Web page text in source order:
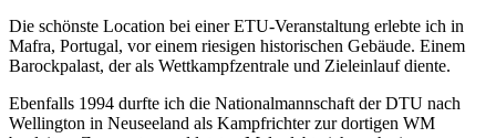
Die schönste Location bei einer ETU-Veranstaltung erlebte ich in
Mafra, Portugal, vor einem riesigen historischen Gebäude. Einem
Barockpalast, der als Wettkampfzentrale und Zieleinlauf diente.
Ebenfalls 1994 durfte ich die Nationalmannschaft der DTU nach
Wellington in Neuseeland als Kampfrichter zur dortigen WM